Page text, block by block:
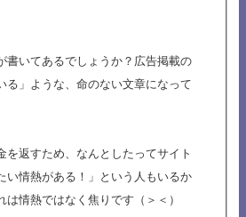
書いてあるでしょうか？広告掲載の
る」ような、命のない文章になって
を返すため、なんとしたってサイト
い情熱がある！」という人もいるか
は情熱ではなく焦りです（＞＜）